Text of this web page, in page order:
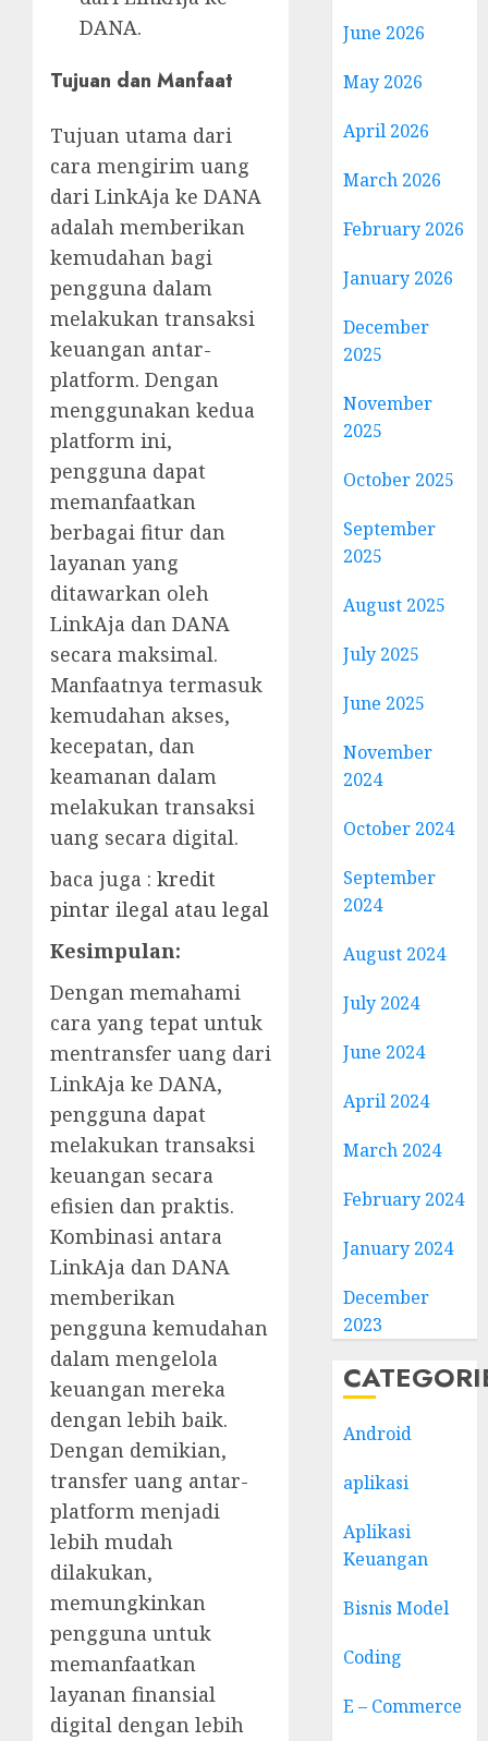
DANA.
Tujuan dan Manfaat
Tujuan utama dari
cara mengirim uang
dari LinkAja ke DANA
adalah memberikan
kemudahan bagi
pengguna dalam
melakukan transaksi
keuangan antar-
platform. Dengan
menggunakan kedua
platform ini,
pengguna dapat
memanfaatkan
berbagai fitur dan
layanan yang
ditawarkan oleh
LinkAja dan DANA
secara maksimal.
Manfaatnya termasuk
kemudahan akses,
kecepatan, dan
keamanan dalam
melakukan transaksi
uang secara digital.
baca juga : kredit
pintar ilegal atau legal
Kesimpulan:
Dengan memahami
cara yang tepat untuk
mentransfer uang dari
LinkAja ke DANA,
pengguna dapat
melakukan transaksi
keuangan secara
efisien dan praktis.
Kombinasi antara
LinkAja dan DANA
memberikan
pengguna kemudahan
dalam mengelola
keuangan mereka
dengan lebih baik.
Dengan demikian,
transfer uang antar-
platform menjadi
lebih mudah
dilakukan,
memungkinkan
pengguna untuk
memanfaatkan
layanan finansial
digital dengan lebih
June 2026
May 2026
April 2026
March 2026
February 2026
January 2026
December
2025
November
2025
October 2025
September
2025
August 2025
July 2025
June 2025
November
2024
October 2024
September
2024
August 2024
July 2024
June 2024
April 2024
March 2024
February 2024
January 2024
December
2023
Android
aplikasi
Aplikasi
Keuangan
Bisnis Model
Coding
E – Commerce